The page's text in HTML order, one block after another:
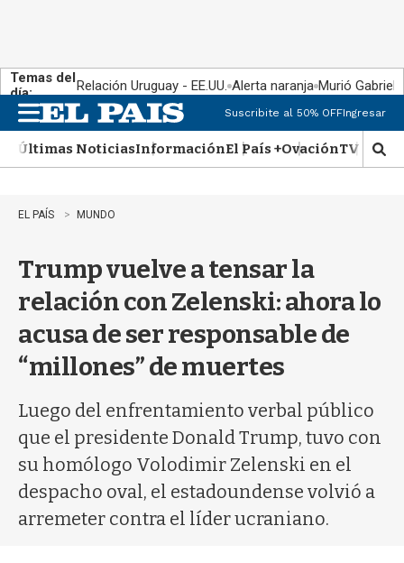
Temas del
día:
Relación Uruguay - EE.UU. Alerta naranja Murió Gabriel
n
u
Suscribite al 50% OFFIngresar
Últimas NoticiasInformaciónEl País +OvaciónTV Show
M
o
�
EL PAÍS MUNDO
Trump vuelve a tensar la
relación con Zelenski: ahora lo
acusa de ser responsable de
“millones” de muertes
Luego del enfrentamiento verbal público
que el presidente Donald Trump, tuvo con
su homólogo Volodimir Zelenski en el
despacho oval, el estadoundense volvió a
arremeter contra el líder ucraniano.